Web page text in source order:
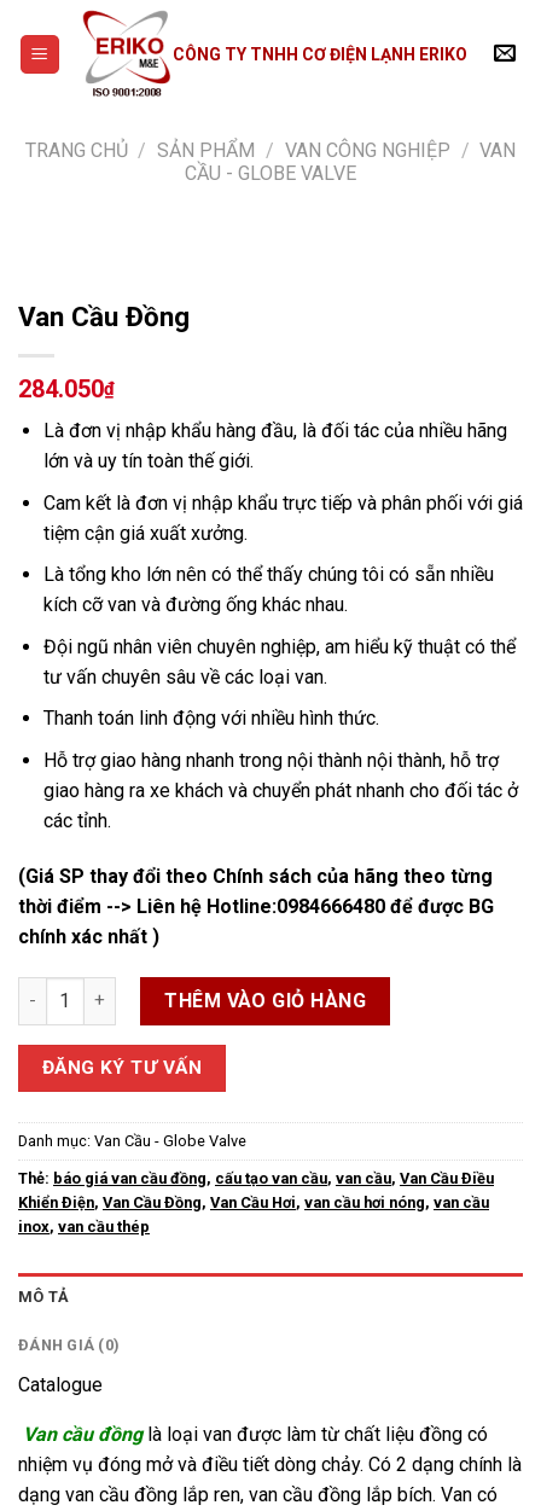
content
CÔNG TY TNHH CƠ ĐIỆN LẠNH ERIKO
TRANG CHỦ / SẢN PHẨM / VAN CÔNG NGHIỆP / VAN
CẦU - GLOBE VALVE
Van Cầu Đồng
284.050₫
Là đơn vị nhập khẩu hàng đầu, là đối tác của nhiều hãng
lớn và uy tín toàn thế giới.
Cam kết là đơn vị nhập khẩu trực tiếp và phân phối với giá
tiệm cận giá xuất xưởng.
Là tổng kho lớn nên có thể thấy chúng tôi có sẵn nhiều
kích cỡ van và đường ống khác nhau.
Đội ngũ nhân viên chuyên nghiệp, am hiểu kỹ thuật có thể
tư vấn chuyên sâu về các loại van.
Thanh toán linh động với nhiều hình thức.
Hỗ trợ giao hàng nhanh trong nội thành nội thành, hỗ trợ
giao hàng ra xe khách và chuyển phát nhanh cho đối tác ở
các tỉnh.
(Giá SP thay đổi theo Chính sách của hãng theo từng
thời điểm --> Liên hệ Hotline:0984666480 để được BG
chính xác nhất )
Van Cầu Đồng số lượngTHÊM VÀO GIỎ HÀNG
ĐĂNG KÝ TƯ VẤN
Danh mục: Van Cầu - Globe Valve
Thẻ: báo giá van cầu đồng, cấu tạo van cầu, van cầu, Van Cầu Điều
Khiển Điện, Van Cầu Đồng, Van Cầu Hơi, van cầu hơi nóng, van cầu
inox, van cầu thép
MÔ TẢ
ĐÁNH GIÁ (0)
Catalogue
Van cầu đồnglà loại van được làm từ chất liệu đồng có
nhiệm vụ đóng mở và điều tiết dòng chảy. Có 2 dạng chính là
dạng van cầu đồng lắp ren, van cầu đồng lắp bích. Van có